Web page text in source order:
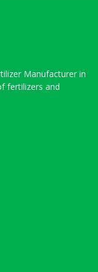
Manufacturer in
fertilizers and